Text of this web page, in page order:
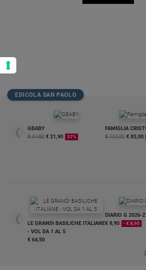
EDICOLA SAN PAOLO
❮
GBABY
€ 34,80 € 21,90 37%
FAMIGLIA
€ 104,00 € 83,00
❮
LE GRANDI BASILICHE ITALIANE
- VOL DA 1 AL 5
€ 64,50
DIARIO G 2026-
€ 8,90
- € 8,90